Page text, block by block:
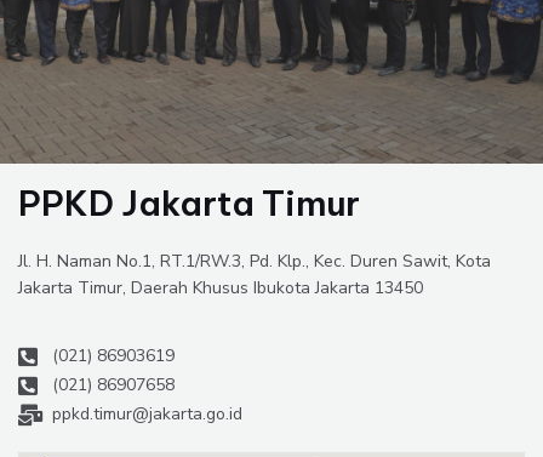
PPKD Jakarta Timur
Jl. H. Naman No.1, RT.1/RW.3, Pd. Klp., Kec. Duren Sawit, Kota
Jakarta Timur, Daerah Khusus Ibukota Jakarta 13450
(021) 86903619
(021) 86907658
ppkd.timur@jakarta.go.id